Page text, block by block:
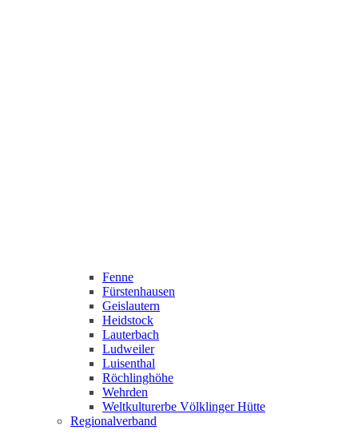
Fenne
Fürstenhausen
Geislautern
Heidstock
Lauterbach
Ludweiler
Luisenthal
Röchlinghöhe
Wehrden
Weltkulturerbe Völklinger Hütte
Regionalverband